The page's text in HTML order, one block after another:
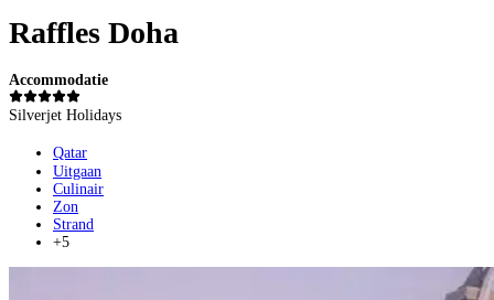
Raffles Doha
Accommodatie
Silverjet Holidays
Qatar
Uitgaan
Culinair
Zon
Strand
+5